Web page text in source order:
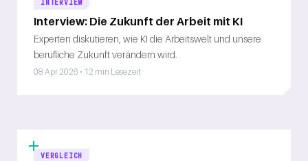
INTERVIEW
Interview: Die Zukunft der Arbeit mit KI
Experten diskutieren, wie KI die Arbeitswelt und unsere
berufliche Zukunft verändern wird.
08 Apr 2026 • 12 min Lesezeit
VERGLEICH